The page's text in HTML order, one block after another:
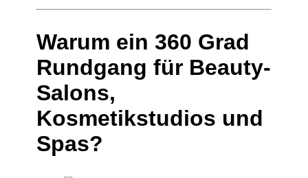
Warum ein 360 Grad
Rundgang für Beauty-
Salons,
Kosmetikstudios und
Spas?